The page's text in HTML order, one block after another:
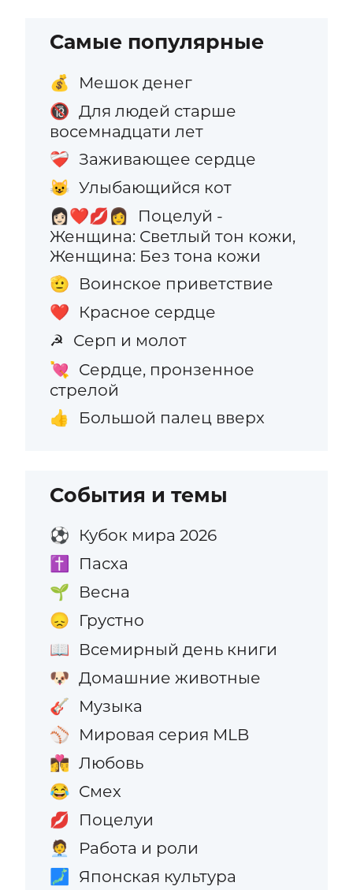
Самые популярные
💰 Мешок денег
🔞 Для людей старше
восемнадцати лет
❤️‍🩹 Заживающее сердце
😺 Улыбающийся кот
👩🏻‍❤️‍💋‍👩
Поцелуй -
Женщина: Светлый тон кожи,
Женщина: Без тона кожи
🫡 Воинское приветствие
❤️ Красное сердце
☭ Серп и молот
💘
Сердце, пронзенное
стрелой
👍 Большой палец вверх
События и темы
⚽ Кубок мира 2026
✝️ Пасха
🌱 Весна
😞 Грустно
📖 Всемирный день книги
🐶 Домашние животные
🎸 Музыка
⚾ Мировая серия MLB
👩‍❤️‍💋‍👨 Любовь
😂 Смех
💋 Поцелуи
🧑‍💼 Работа и роли
🗾 Японская культура